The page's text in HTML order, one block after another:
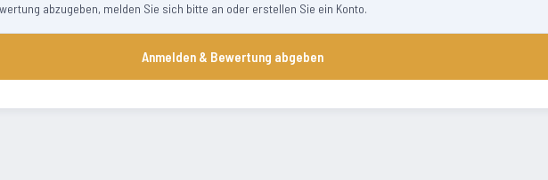
abzugeben, melden Sie sich bitte an oder erstellen Sie ein Konto.
Anmelden & Bewertung abgeben